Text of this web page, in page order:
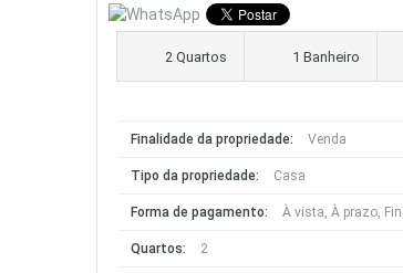
2 Quartos 1 Banheiro
Finalidade da propriedade: Venda
Tipo da propriedade: Casa
Forma de pagamento: À vista, À prazo,
Quartos: 2